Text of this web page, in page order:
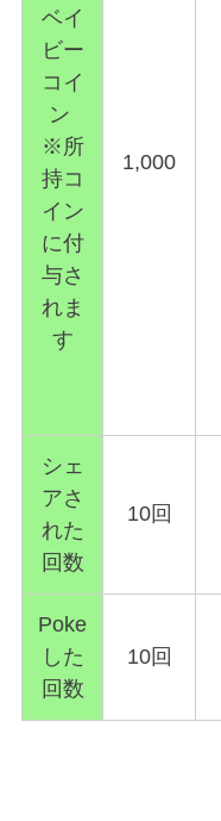
ベイ
ビー
コイ
ン
※所
持コ
イン
に付
与さ
れま
す
1,000
シェ
アさ
れた
回数
10回
Poke
した
回数
10回